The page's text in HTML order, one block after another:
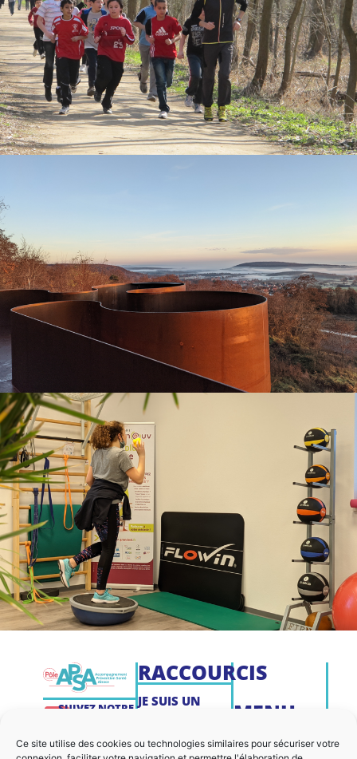
Ce site utilise des cookies ou technologies similaires pour sécuriser votre
SUIVEZ NOTRE
SUR LES
RÉSEAUX
RACCOURCIS
JE SUIS UN
JE SUIS UN
MENU
NOUSMENTIONS